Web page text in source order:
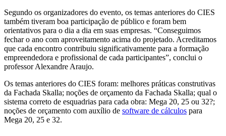
Segundo os organizadores do evento, os temas anteriores do CIES
também tiveram boa participação de público e foram bem
orientativos para o dia a dia em suas empresas. “Conseguimos
fechar o ano com aproveitamento acima do projetado. Acreditamos
que cada encontro contribuiu significativamente para a formação
empreendedora e profissional de cada participantes”, conclui o
professor Alexandre Araujo.
Os temas anteriores do CIES foram: melhores práticas construtivas
da Fachada Skalla; noções de orçamento da Fachada Skalla; qual o
sistema correto de esquadrias para cada obra: Mega 20, 25 ou 32?;
noções de orçamento com auxílio de software de cálculos para
Mega 20, 25 e 32.